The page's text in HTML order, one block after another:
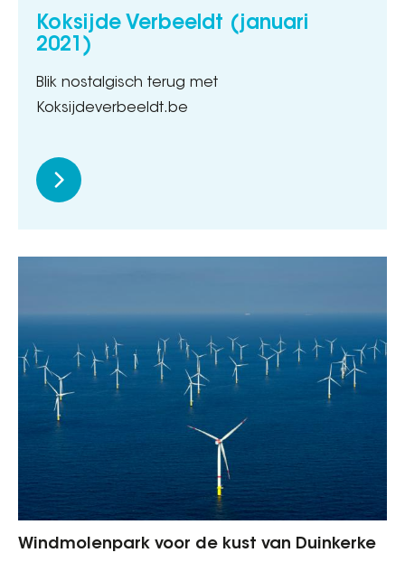
Koksijde Verbeeldt (januari
2021)
Blik nostalgisch terug met
Koksijdeverbeeldt.be
Windmolenpark voor de kust van Duinkerke